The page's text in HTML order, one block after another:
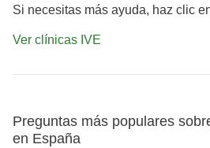
Si necesitas más ayuda, haz clic
Ver clínicas IVE
Preguntas más populares
en España